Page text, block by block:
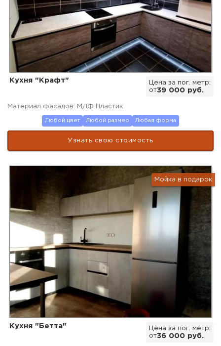
Цена за пог. метр:
от39 000 руб.
Кухня "Крафт"
Материал фасадов: МДФ Пластик
Любой цвет Любой размер Любая форма
Узнать свою стоимость
Мойка в подарок
Цена за пог. метр:
от36 000 руб.
Кухня "Бетта"